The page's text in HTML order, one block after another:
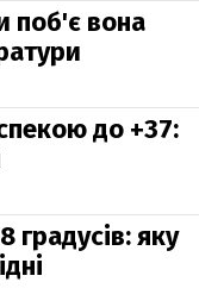
поб'є вона
до +37:
градусів: яку